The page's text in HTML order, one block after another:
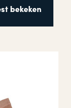
bekeken